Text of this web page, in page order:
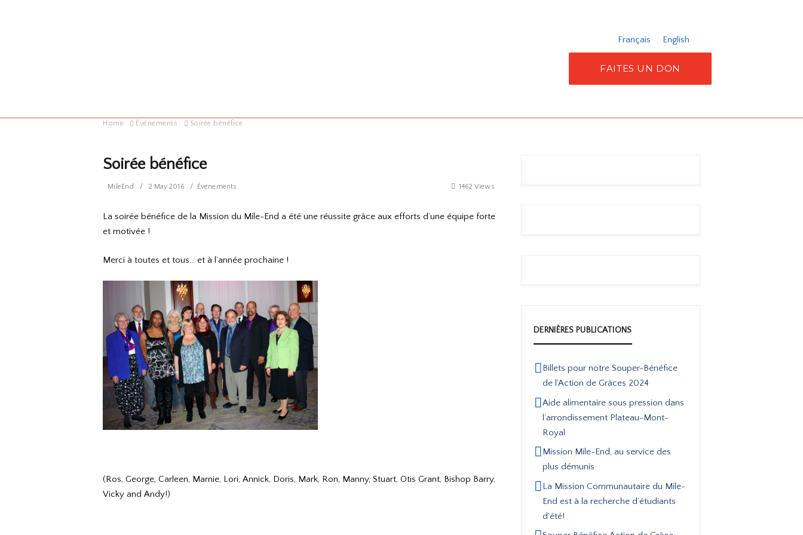
English
Français
FAITES UN DON
Home Événements Soirée bénéfice
Soirée bénéfice
MileEnd 2 May 2016 Événements 1462 Views
La soirée bénéfice de la Mission du Mile-End a été une réussite grâce aux efforts d’une équipe forte
et motivée !
Merci à toutes et tous… et à l’année prochaine !
(Ros, George, Carleen, Marnie, Lori, Annick, Doris, Mark, Ron, Manny, Stuart, Otis Grant, Bishop Barry,
Vicky and Andy!)
DERNIÈRES PUBLICATIONS
Billets pour notre Souper-Bénéfice
de l’Action de Grâces 2024
Aide alimentaire sous pression dans
l’arrondissement Plateau-Mont-
Royal
Mission Mile-End, au service des
plus démunis
La Mission Communautaire du Mile-
End est à la recherche d’étudiants
d’été!